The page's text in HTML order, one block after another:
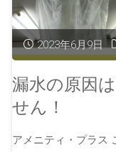
2023年6月9日
漏水の原因
せん！
アメニティ・プラス